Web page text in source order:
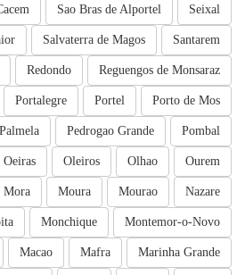
Seixal
Sao Bras de Alportel
Santarem
Salvaterra de Magos
Reguengos de Monsaraz
Redondo
Porto de Mos
Portel
Portalegre
Pombal
Pedrogao Grande
Palmela
Ourem
Olhao
Oleiros
Oeiras
Nazare
Mourao
Moura
Mora
Montemor-o-Novo
Monchique
Marinha Grande
Mafra
Macao